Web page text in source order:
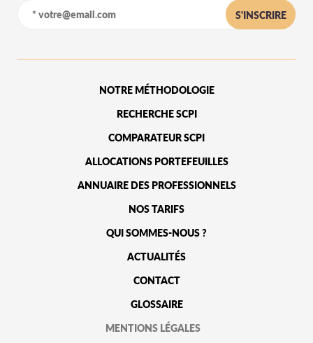
S'INSCRIRE
NOTRE MÉTHODOLOGIE
RECHERCHE SCPI
COMPARATEUR SCPI
ALLOCATIONS PORTEFEUILLES
ANNUAIRE DES PROFESSIONNELS
NOS TARIFS
QUI SOMMES-NOUS ?
ACTUALITÉS
CONTACT
GLOSSAIRE
MENTIONS LÉGALES